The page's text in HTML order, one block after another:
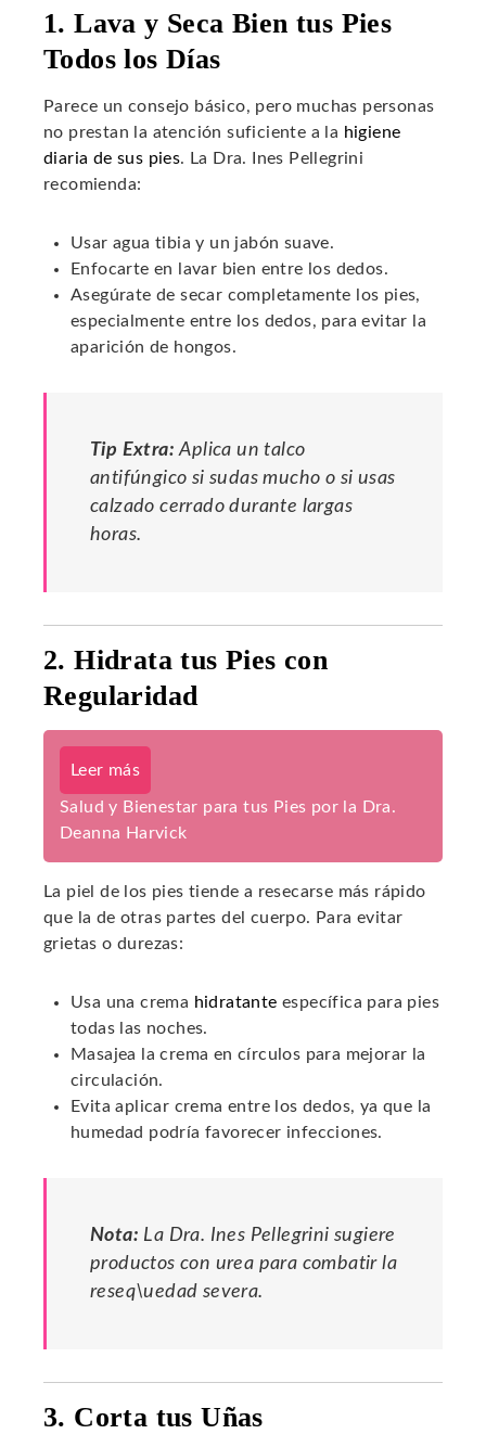
1. Lava y Seca Bien tus Pies
Todos los Días
Parece un consejo básico, pero muchas personas
no prestan la atención suficiente a la higiene
diaria de sus pies. La Dra. Ines Pellegrini
recomienda:
Usar agua tibia y un jabón suave.
Enfocarte en lavar bien entre los dedos.
Asegúrate de secar completamente los pies,
especialmente entre los dedos, para evitar la
aparición de hongos.
Tip Extra: Aplica un talco
antifúngico si sudas mucho o si usas
calzado cerrado durante largas
horas.
2. Hidrata tus Pies con
Regularidad
Leer más
Salud y Bienestar para tus Pies por la Dra.
Deanna Harvick
La piel de los pies tiende a resecarse más rápido
que la de otras partes del cuerpo. Para evitar
grietas o durezas:
Usa una crema hidratante específica para pies
todas las noches.
Masajea la crema en círculos para mejorar la
circulación.
Evita aplicar crema entre los dedos, ya que la
humedad podría favorecer infecciones.
Nota: La Dra. Ines Pellegrini sugiere
productos con urea para combatir la
reseq\uedad severa.
3. Corta tus Uñas